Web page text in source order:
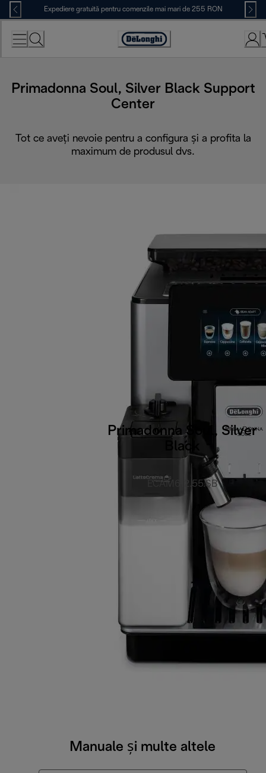
Skip
to
Content
Expediere gratuită pentru comenzile mai mari de 255 RON
Accessibility
Primadonna Soul, Silver Black Support
Center
Tot ce aveți nevoie pentru a configura și a profita la
maximum de produsul dvs.
Primadonna Soul, Silver
Black
ECAM612.55.SB
Manuale și multe altele